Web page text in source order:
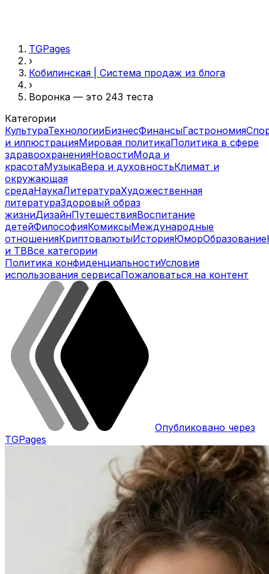
TGPages
›
Кобилинская | Система продаж из блога
›
Воронка — это 243 теста
Категории
КультураТехнологииБизнесФинансыГастрономия
и иллюстрацияМировая политикаПолитика в сфере
здравоохраненияНовостиМода и
красотаМузыкаВера и духовностьКлимат и
окружающая
средаНаукаЛитератураХудожественная
литератураЗдоровый образ
жизниДизайнПутешествияВоспитание
детейФилософияКомиксыМеждународные
отношенияКриптовалютыИсторияЮморОбразование
и ТВВсе категории
Политика конфиденциальностиУсловия
использования сервисаПожаловаться на контент
Опубликовано через
TGPages